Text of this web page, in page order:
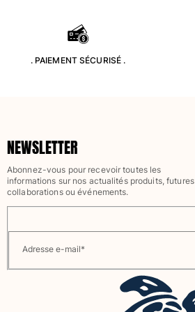
. PAIEMENT SÉCURISÉ .
NEWSLETTER
Abonnez-vous pour recevoir toutes les
informations sur nos actualités produits, futures
collaborations ou événements.
Adresse e-mail*